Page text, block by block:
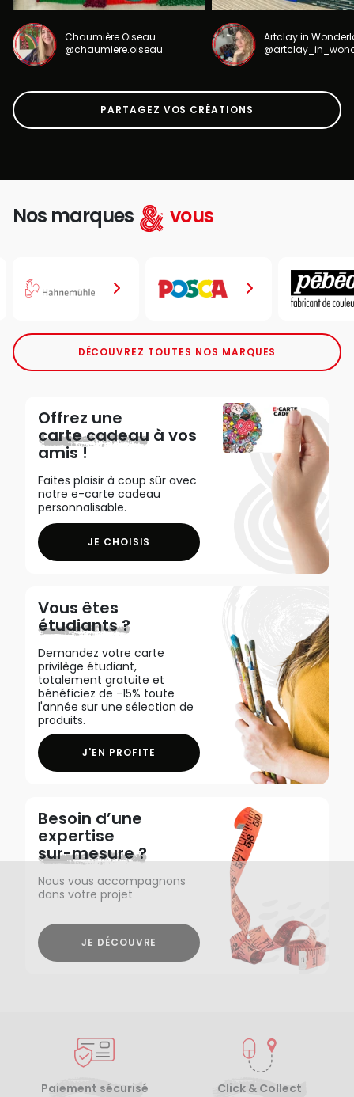
Chaumière Oiseau
@chaumiere.oiseau
Artclay in
PARTAGEZ VOS CRÉATIONS
Nos marques vous
DÉCOUVREZ TOUTES NOS MARQUES
Offrez une
carte cadeau à vos
amis !
Faites plaisir à coup sûr avec
notre e-carte cadeau
personnalisable.
JE CHOISIS
Vous êtes
étudiants ?
Demandez votre carte
privilège étudiant,
totalement gratuite et
bénéficiez de -15% toute
l'année sur une sélection de
produits.
J'EN PROFITE
Besoin d’une
expertise
sur-mesure ?
Nous vous accompagnons
dans votre projet
JE DÉCOUVRE
Paiement sécurisé
Click & Collect